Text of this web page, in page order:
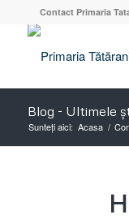
Contact Primaria
Blog - Ultimele
Sunteți aici: Acasa /